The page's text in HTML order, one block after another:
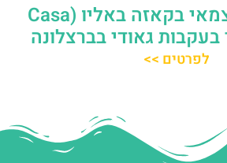
סיור אודיו עצמאי בקאזה באליו (Casa
לפרטים >>